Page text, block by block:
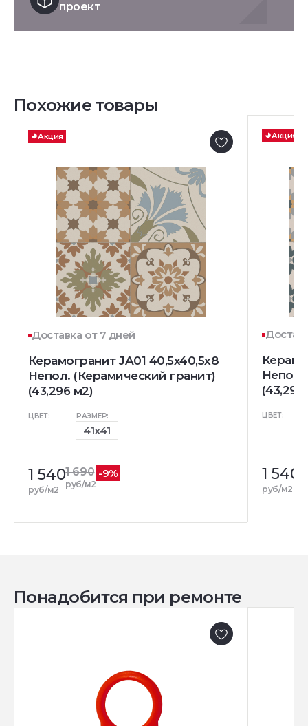
проект
Похожие товары
Акция
Доставка от 7 дней
Керамогранит JA01 40,5x40,5х8
Непол. (Керамический гранит)
(43,296 м2)
ЦВЕТ: РАЗМЕР:
41x41
1 540
руб/м2
1 690
руб/м2
-9%
Акция
Непол.
(43,296
ЦВЕТ:
1 540
руб/м2
Понадобится при ремонте